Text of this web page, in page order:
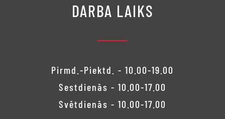
DARBA LAIKS
Pirmd.-Piektd. - 10.00-19.00
Sestdienās - 10.00-17.00
Svētdienās - 10.00-17.00